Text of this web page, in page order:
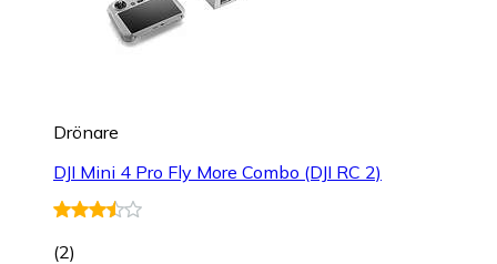
Drönare
DJI Mini 4 Pro Fly More Combo (DJI RC 2)
(2)